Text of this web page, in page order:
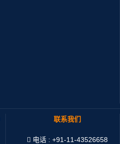
联系我们
电话 : +91-11-43526658